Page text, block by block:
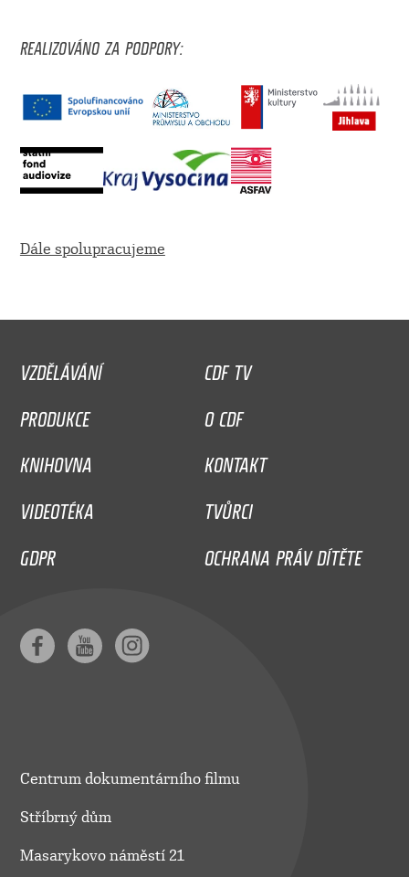
REALIZOVÁNO ZA PODPORY:
Dále spolupracujeme
VZDĚLÁVÁNÍ
CDF TV
PRODUKCE
O CDF
KNIHOVNA
KONTAKT
VIDEOTÉKA
TVŮRCI
GDPR
OCHRANA PRÁV DÍTĚTE
Centrum dokumentárního filmu
Stříbrný dům
Masarykovo náměstí 21